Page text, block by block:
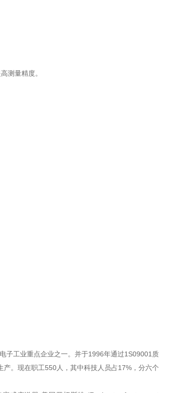
测量精度。
子工业重点企业之一。并于1996年通过1S09001质
。现在职工550人，其中科技人员占17%，分六个